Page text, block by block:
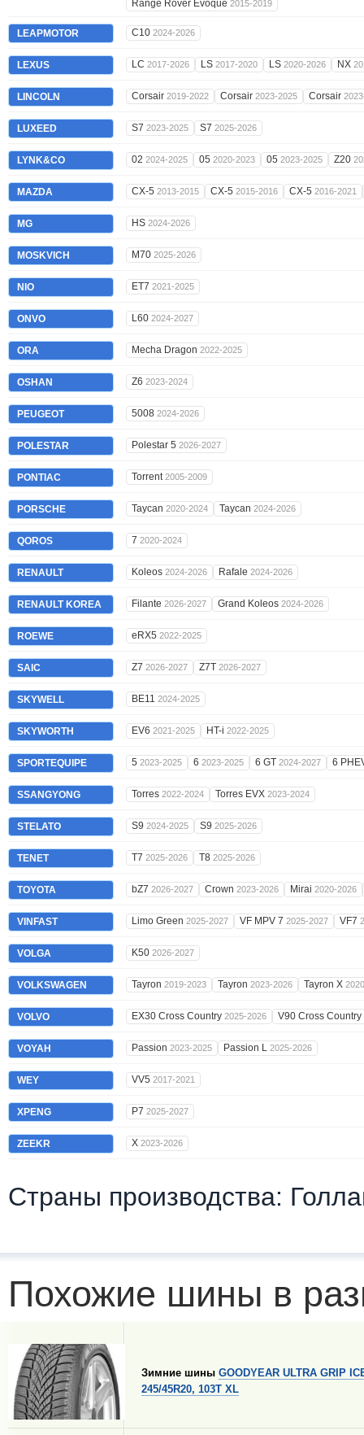
Range Rover Evoque 2015-2019
LEAPMOTOR C10 2024-2026
LEXUS LC 2017-2026 LS 2017-2020 LS 2020-2026 NX
LINCOLN Corsair 2019-2022 Corsair 2023-2025 Corsair
LUXEED S7 2023-2025 S7 2025-2026
LYNK&CO 02 2024-2025 05 2020-2023 05 2023-2025 Z20
MAZDA CX-5 2013-2015 CX-5 2015-2016 CX-5 2016-2021
MG HS 2024-2026
MOSKVICH M70 2025-2026
NIO ET7 2021-2025
ONVO L60 2024-2027
ORA Mecha Dragon 2022-2025
OSHAN Z6 2023-2024
PEUGEOT 5008 2024-2026
POLESTAR Polestar 5 2026-2027
PONTIAC Torrent2005-2009
PORSCHE Taycan 2020-2024 Taycan 2024-2026
QOROS 7 2020-2024
RENAULT Koleos 2024-2026 Rafale 2024-2026
RENAULT KOREA Filante 2026-2027 Grand Koleos 2024-2026
ROEWE eRX5 2022-2025
SAIC Z7 2026-2027 Z7T 2026-2027
SKYWELL BE11 2024-2025
SKYWORTH EV6 2021-2025 HT-i 2022-2025
SPORTEQUIPE 5 2023-2025 6 2023-2025 6 GT 2024-2027 6
SSANGYONG Torres 2022-2024 Torres EVX 2023-2024
STELATO S9 2024-2025 S9 2025-2026
TENET T7 2025-2026 T8 2025-2026
TOYOTA bZ7 2026-2027 Crown 2023-2026 Mirai 2020-2026
VINFAST Limo Green 2025-2027 VF MPV 7 2025-2027 VF7
VOLGA K50 2026-2027
VOLKSWAGEN Tayron 2019-2023 Tayron 2023-2026 Tayron X
VOLVO EX30 Cross Country 2025-2026 V90 Cross Country
VOYAH Passion 2023-2025 Passion L 2025-2026
WEY VV5 2017-2021
XPENG P7 2025-2027
ZEEKR X 2023-2026
Страны производства:
Похожие шины в
Зимние шины GOODYEAR ULTRA GRIP
245/45R20, 103T XL